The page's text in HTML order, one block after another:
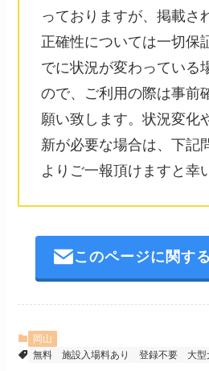
っておりますが、掲載さ
正確性については一切保
でに状況が変わっている
ので、ご利用の際は事前
願い致します。状況変化
新が必要な場合は、下記
よりご一報頂けますと幸
このページに関す
岡山
無料
施設入場料あり 登録不要 大型